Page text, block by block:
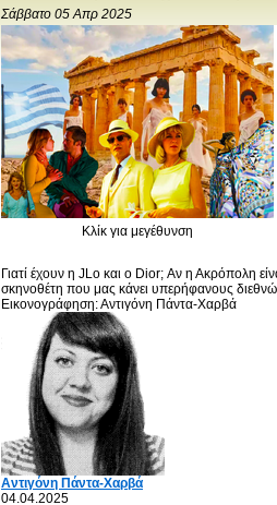
Σάββατο 05 Απρ 2025
Κλίκ για μεγέθυνση
Γιατί έχουν η JLo και ο Dior; Αν η Ακρόπολη
σκηνοθέτη που μας κάνει υπερήφανους
Εικονογράφηση: Αντιγόνη Πάντα-Χαρβά
Αντιγόνη Πάντα-Χαρβά
04.04.2025